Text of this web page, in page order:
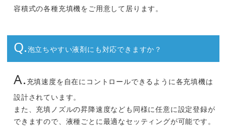
容積式の各種充填機をご用意して居ります。
Q.泡立ちやすい液剤にも対応できますか？
A. 充填速度を自在にコントロールできるように各充填機は
設計されています。
また、充填ノズルの昇降速度なども同様に任意に設定登録が
できますので、液種ごとに最適なセッティングが可能です。